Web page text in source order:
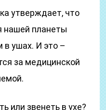
утверждает, что
нашей планеты
ушах. И это –
за медицинской
или звенеть в ухе?